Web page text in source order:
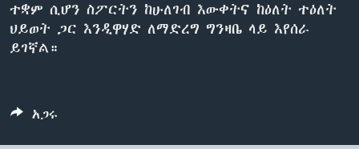
ተቋም ሲሆን ስፖርትን ከሁለገብ እውቀትና ከዕለት ተዕለት
ህይወት ጋር እንዲዋሃድ ለማድረግ ግንዛቤ ላይ እየሰራ
ይገኛል።
አጋሩ